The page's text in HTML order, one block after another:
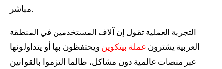
مباشر.
التجربة العملية تقول إن آلاف المستخدمين في المنطقة
العربية يشترون عملة بيتكوين ويحتفظون بها أو يتداولونها
عبر منصات عالمية دون مشاكل، طالما التزموا بالقوانين